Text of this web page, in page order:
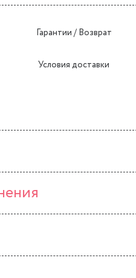
Гарантии / Возврат
Условия доставки